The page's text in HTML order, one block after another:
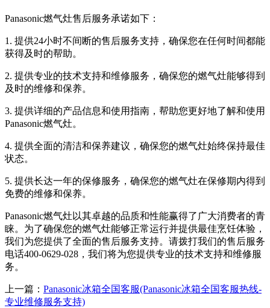
Panasonic燃气灶售后服务承诺如下：
1. 提供24小时不间断的售后服务支持，确保您在任何时间都能
获得及时的帮助。
2. 提供专业的技术支持和维修服务，确保您的燃气灶能够得到
及时的维修和保养。
3. 提供详细的产品信息和使用指南，帮助您更好地了解和使用
Panasonic燃气灶。
4. 提供全面的清洁和保养建议，确保您的燃气灶始终保持最佳
状态。
5. 提供长达一年的保修服务，确保您的燃气灶在保修期内得到
免费的维修和保养。
Panasonic燃气灶以其卓越的品质和性能赢得了广大消费者的青
睐。为了确保您的燃气灶能够正常运行并提供最佳烹饪体验，
我们为您提供了全面的售后服务支持。请拨打我们的售后服务
电话400-0629-028，我们将为您提供专业的技术支持和维修服
务。
上一篇： Panasonic冰箱全国客服(Panasonic冰箱全国客服热线-
专业维修服务支持)